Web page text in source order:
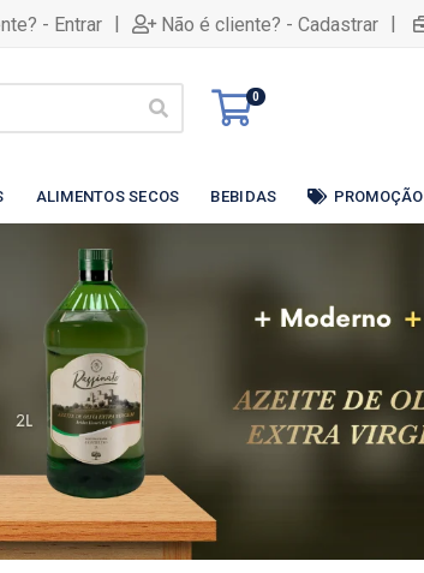
- Entrar | Não é cliente? - Cadastrar |
0
ALIMENTOS SECOS BEBIDAS PROMOÇÃO